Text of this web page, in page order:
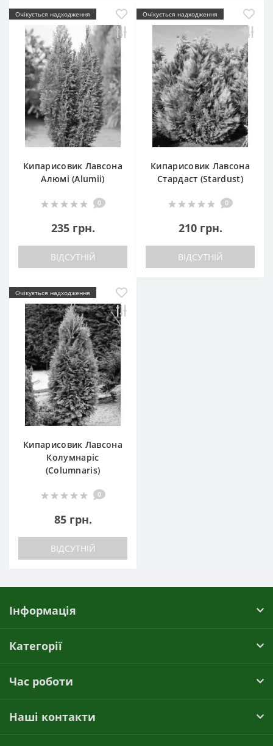
Очікується надходження
Кипарисовик Лавсона
Алюмі (Alumii)
0
235 грн.
ВІДСУТНІЙ
Очікується надходження
Кипарисовик Лавсона
Стардаст (Stardust)
0
210 грн.
ВІДСУТНІЙ
Очікується надходження
Кипарисовик Лавсона
Колумнаріс
(Columnaris)
0
85 грн.
ВІДСУТНІЙ
Інформація
Категорії
Час роботи
Наші контакти